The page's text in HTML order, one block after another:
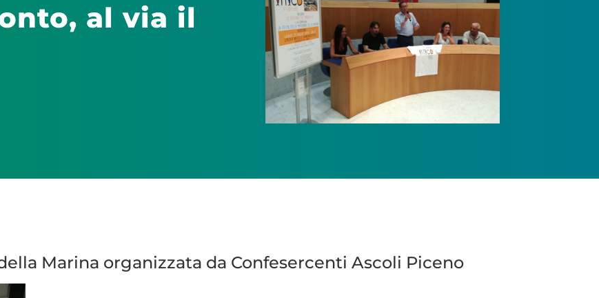
al via il
Marina organizzata da Confesercenti Ascoli Piceno